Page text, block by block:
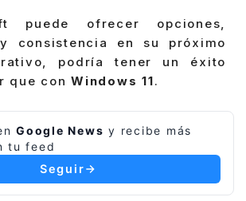
puede ofrecer opciones,
consistencia en su próximo
podría tener un éxito
que con Windows 11.
Google News y recibe más
tu feed
Seguir